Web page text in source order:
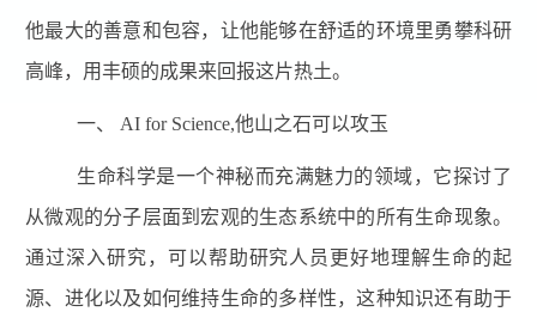
他最大的善意和包容，让他能够在舒适的环境里勇攀科研
高峰，用丰硕的成果来回报这片热土。
一、 AI for Science,他山之石可以攻玉
生命科学是一个神秘而充满魅力的领域，它探讨了
从微观的分子层面到宏观的生态系统中的所有生命现象。
通过深入研究，可以帮助研究人员更好地理解生命的起
源、进化以及如何维持生命的多样性，这种知识还有助于